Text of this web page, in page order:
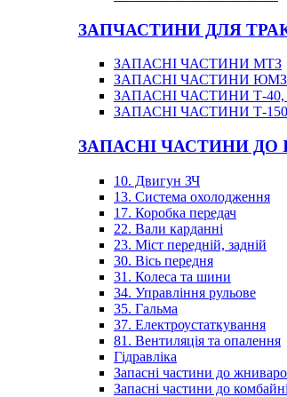
ЗАПЧАСТИНИ ДЛЯ
ЗАПАСНІ ЧАСТИНИ МТЗ
ЗАПАСНІ ЧАСТИНИ ЮМЗ
ЗАПАСНІ ЧАСТИНИ Т-40,
ЗАПАСНІ ЧАСТИНИ Т-150
ЗАПАСНІ ЧАСТИНИ ДО
10. Двигун ЗЧ
13. Система охолодження
17. Коробка передач
22. Вали карданні
23. Міст передній, задній
30. Вісь передня
31. Колеса та шини
34. Управління рульове
35. Гальма
37. Електроустаткування
81. Вентиляція та опалення
Гідравліка
Запасні частини до
Запасні частини до